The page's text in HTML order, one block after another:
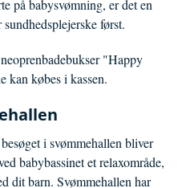
på babysvømning, er det en
først.
"Happy
kan købes i kassen.
i svømmehallen bliver
babybassinet et relaxområde,
dit barn. Svømmehallen har